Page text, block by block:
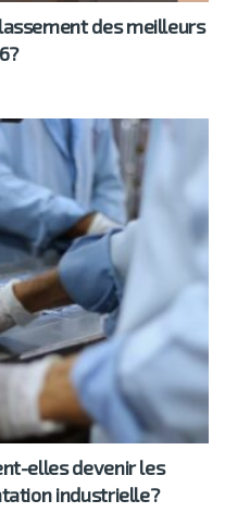
des meilleurs
elles devenir les
industrielle?